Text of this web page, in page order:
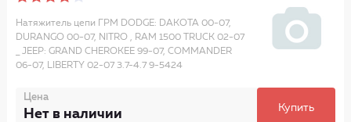
Натяжитель цепи ГРМ DODGE: DAKOTA 00-07,
DURANGO 00-07, NITRO , RAM 1500 TRUCK 02-07
_ JEEP: GRAND CHEROKEE 99-07, COMMANDER
06-07, LIBERTY 02-07 3.7-4.7 9-5424
Цена
Нет в наличии Купить